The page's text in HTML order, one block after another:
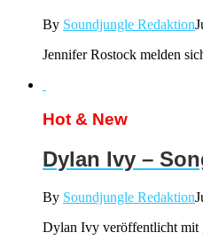
By Soundjungle Redaktion
Jennifer Rostock melden
Hot & New
Dylan Ivy –
By Soundjungle Redaktion
Dylan Ivy veröffentlicht mit